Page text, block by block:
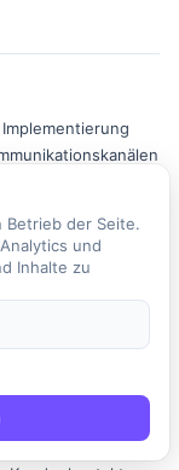
eines
von
IT-Systeme und
die
ISO 27001, BSI
an der
Pflege von
sein. Zudem
indem Sie
erstellen.
der Seite.
und
Inhalte zu